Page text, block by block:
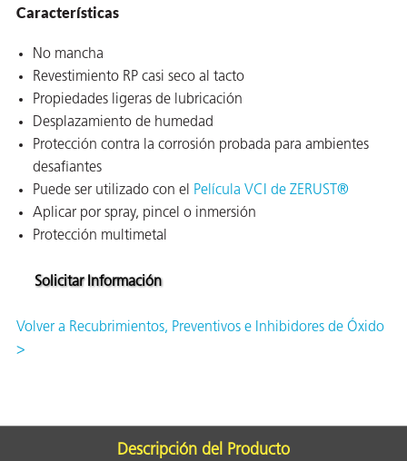
Características
No mancha
Revestimiento RP casi seco al tacto
Propiedades ligeras de lubricación
Desplazamiento de humedad
Protección contra la corrosión probada para ambientes
desafiantes
Puede ser utilizado con el
Película VCI de ZERUST®
Aplicar por spray, pincel o inmersión
Protección multimetal
Solicitar Información
Volver a Recubrimientos, Preventivos e Inhibidores de Óxido
>
Descripción del Producto
de